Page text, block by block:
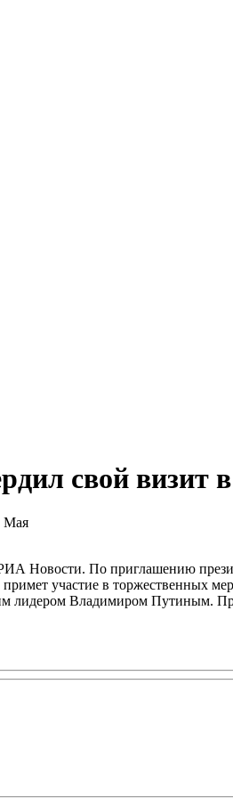
свой
Новости. По приглашению
участие в торжественных
Владимиром Путиным.